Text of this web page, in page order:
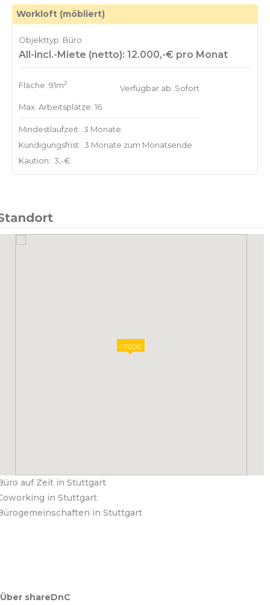
Workloft (möbliert)
Objekttyp: Büro
All-incl.-Miete (netto): 12.000,-€ pro Monat
Fläche: 91m2
Max. Arbeitsplätze: 16
Verfügbar ab: Sofort
Mindestlaufzeit: 3 Monate
Kündigungsfrist: 3 Monate zum Monatsende
Kaution: 3,-€
1.700€
auf Zeit in Stuttgart
in Stuttgart
in Stuttgart
Über shareDnC